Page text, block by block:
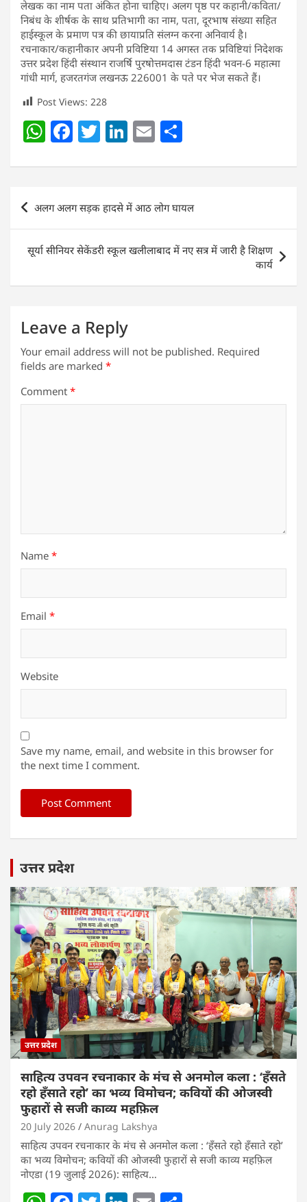
लेखक का नाम पता अंकित होना चाहिए। अलग पृष्ठ पर कहानी/कविता/
निबंध के शीर्षक के साथ प्रतिभागी का नाम, पता, दूरभाष संख्या सहित
हाईस्कूल के प्रमाण पत्र की छायाप्रति संलग्न करना अनिवार्य है।
रचनाकार/कहानीकार अपनी प्रविष्टिया 14 अगस्त तक प्रविष्टियां निदेशक
उत्तर प्रदेश हिंदी संस्थान राजर्षि पुरषोत्तमदास टंडन हिंदी भवन-6 महात्मा
गांधी मार्ग, हजरतगंज लखनऊ 226001 के पते पर भेज सकते हैं।
Post Views: 228
W
at
s
A
p
p
F
c
e
b
o
o
k
T
itt
er
Li
k
e
dI
n
E
ai
l
ar
e
Post
navigation
अलग अलग सड़क हादसे में आठ लोग घायल
सूर्या सीनियर सेकेंडरी स्कूल खलीलाबाद में नए सत्र में जारी है शिक्षण
कार्य
Leave a Reply
Your email address will not be published. Required
fields are marked *
Comment *
Name *
Email *
Website
Save my name, email, and website in this browser for
the next time I comment.
उत्तर प्रदेश
उत्तर प्रदेश
साहित्य उपवन रचनाकार के मंच से अनमोल कला : ‘हॅंसते
रहो हॅंसाते रहो’ का भव्य विमोचन; कवियों की ओजस्वी
फुहारों से सजी काव्य महफ़िल
20 July 2026 Anurag Lakshya
साहित्य उपवन रचनाकार के मंच से अनमोल कला : ‘हॅंसते रहो हॅंसाते रहो’
का भव्य विमोचन; कवियों की ओजस्वी फुहारों से सजी काव्य महफ़िल
नोएडा (19 जुलाई 2026): साहित्य…